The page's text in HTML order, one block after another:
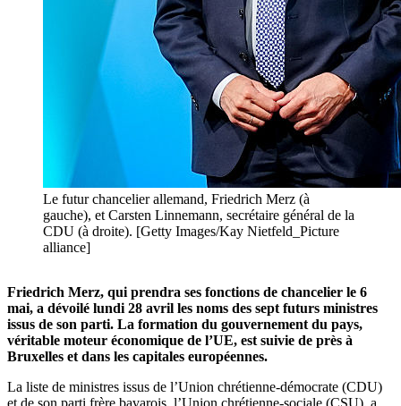
Le futur chancelier allemand, Friedrich Merz (à
gauche), et Carsten Linnemann, secrétaire général de la
CDU (à droite). [Getty Images/Kay Nietfeld_Picture
alliance]
Friedrich Merz, qui prendra ses fonctions de chancelier le 6
mai, a dévoilé lundi 28 avril les noms des sept futurs ministres
issus de son parti. La formation du gouvernement du pays,
véritable moteur économique de l’UE, est suivie de près à
Bruxelles et dans les capitales européennes.
La liste de ministres issus de l’Union chrétienne-démocrate (CDU)